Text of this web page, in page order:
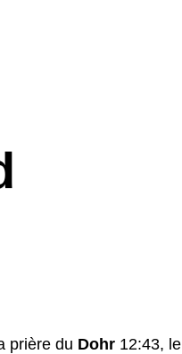
prière du Dohr 12:43, le